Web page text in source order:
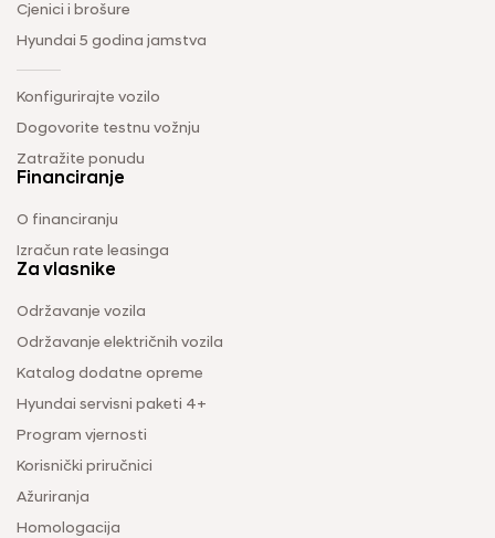
Cjenici i brošure
Hyundai 5 godina jamstva
Konfigurirajte vozilo
Dogovorite testnu vožnju
Zatražite ponudu
Financiranje
O financiranju
Izračun rate leasinga
Za vlasnike
Održavanje vozila
Održavanje električnih vozila
Katalog dodatne opreme
Hyundai servisni paketi 4+
Program vjernosti
Korisnički priručnici
Ažuriranja
Homologacija